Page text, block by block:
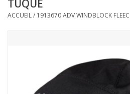
ACCESSOIRES
TUQUE
ACCUEIL/ 1913670 ADV WINDBLOCK